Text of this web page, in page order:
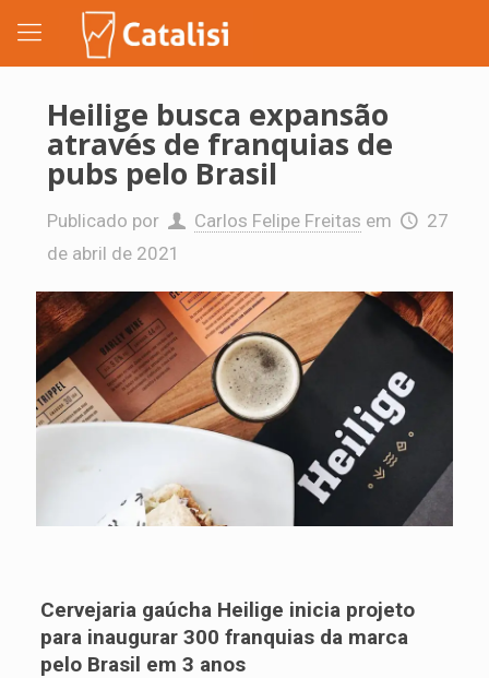
Heilige busca expansão
através de franquias de
pubs pelo Brasil
Publicado por Carlos Felipe Freitas em
27
de abril de 2021
Cervejaria gaúcha Heilige inicia projeto
para inaugurar 300 franquias da marca
pelo Brasil em 3 anos